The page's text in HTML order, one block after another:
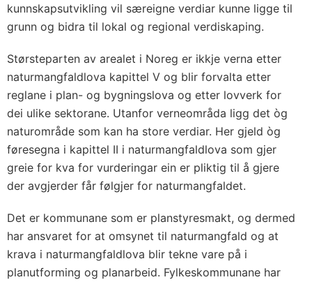
kunnskapsutvikling vil særeigne verdiar kunne ligge til
grunn og bidra til lokal og regional verdiskaping.
Størsteparten av arealet i Noreg er ikkje verna etter
naturmangfaldlova kapittel V og blir forvalta etter
reglane i plan- og bygningslova og etter lovverk for
dei ulike sektorane. Utanfor verneområda ligg det òg
naturområde som kan ha store verdiar. Her gjeld òg
føresegna i kapittel II i naturmangfaldlova som gjer
greie for kva for vurderingar ein er pliktig til å gjere
der avgjerder får følgjer for naturmangfaldet.
Det er kommunane som er planstyresmakt, og dermed
har ansvaret for at omsynet til naturmangfald og at
krava i naturmangfaldlova blir tekne vare på i
planutforming og planarbeid. Fylkeskommunane har